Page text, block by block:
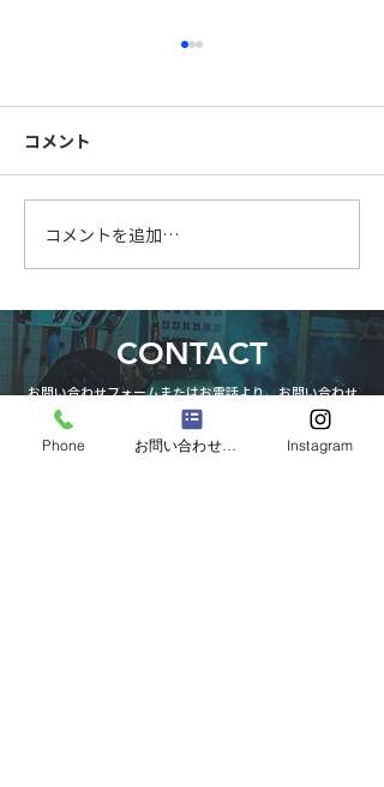
柱を大組中です
コメント
コメントを追加…
CONTACT
お問い合わせフォームまたはお電話より、お問い合わせ
を受け付けております。
お気軽にご相談ください。専門スタッフが対応します！
Phone お問い合わせフォーム Instagram